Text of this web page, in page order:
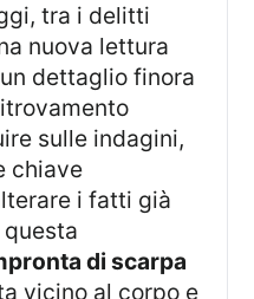
nuova lettura
dettaglio finora
sulle indagini,
chiave
i fatti già
di scarpa
vicino al corpo e